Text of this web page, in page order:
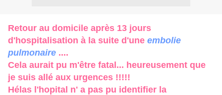
Retour au domicile après 13 jours
d'hospitalisation à la suite d'une embolie
pulmonaire ....
Cela aurait pu m'être fatal... heureusement que
je suis allé aux urgences !!!!!
Hélas l'hopital n' a pas pu identifier la